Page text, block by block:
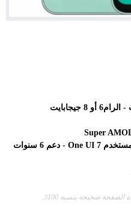
اندرويد 15 - واجهة المستخدم One UI 7 - دعم 6 سنوات
صحيحة بنسبة 100٪.